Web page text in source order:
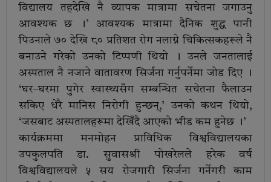
विद्यालय तहदेखि नै व्यापक मात्रामा सचेतना जगाउनु
आवश्यक छ ।’ आवश्यक मात्रामा दैनिक शुद्ध पानी
पिउनाले ७० देखि ८० प्रतिशत रोग नलाग्ने चिकित्सकहरूले नै
बनाउने गरेको उनको टिप्पणी थियो । उनले जनतालाई
अस्पताल नै नजाने वातावरण सिर्जना गर्नुपर्नेमा जोड दिए ।
‘घर–घरमा पुगेर स्वास्थ्यसँग सम्बन्धित सचेतना फैलाउन
सकिए धेरै मानिस निरोगी हुन्छन्,’ उनको कथन थियो,
‘जसबाट अस्पतालहरूमा देखिँदै आएको भीड कम हुनेछ ।’
कार्यक्रममा मनमोहन प्राविधिक विश्वविद्यालयका
उपकुलपति डा. सुवासश्री पोखरेलले हरेक वर्ष
विश्वविद्यालयले ५ सय रोजगारी सिर्जना गर्नेगरी काम